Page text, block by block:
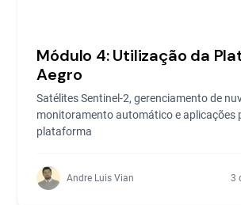
Módulo 4: Utilização da
Aegro
Satélites Sentinel-2, gerenciamento de
monitoramento automático e aplicações
plataforma
Andre Luis Vian 3